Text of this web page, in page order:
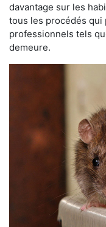
davantage sur les
tous les procédés
professionnels tels
demeure.